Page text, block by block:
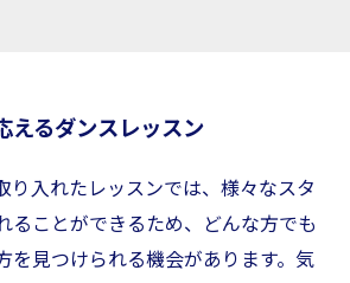
えるダンスレッスン
り入れたレッスンでは、様々なスタ
ることができるため、どんな方でも
を見つけられる機会があります。気